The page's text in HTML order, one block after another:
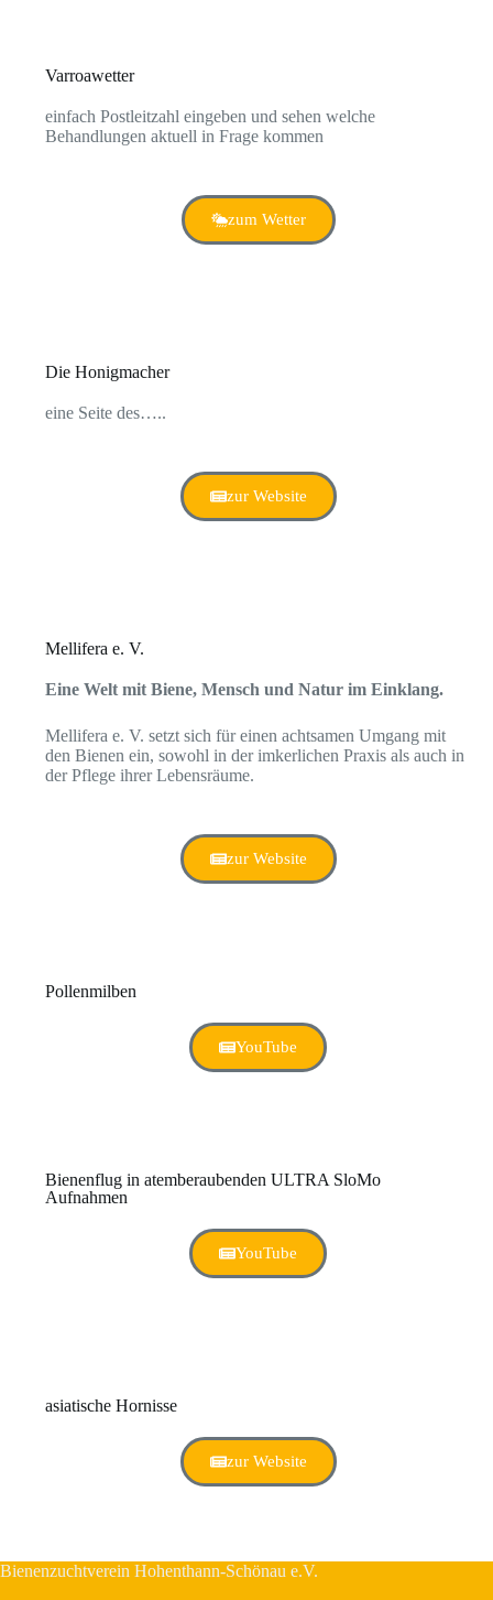
Varroawetter
einfach Postleitzahl eingeben und sehen welche
Behandlungen aktuell in Frage kommen
zum Wetter
Die Honigmacher
eine Seite des…..
zur Website
Mellifera e. V.
Eine Welt mit Biene, Mensch und Natur im Einklang.
Mellifera e. V. setzt sich für einen achtsamen Umgang mit
den Bienen ein, sowohl in der imkerlichen Praxis als auch in
der Pflege ihrer Lebensräume.
zur Website
Pollenmilben
YouTube
Bienenflug in atemberaubenden ULTRA SloMo
Aufnahmen
YouTube
asiatische Hornisse
zur Website
Bienenzuchtverein Hohenthann-Schönau e.V.